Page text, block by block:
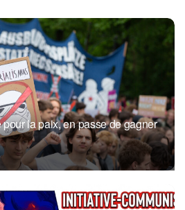
la paix, en passe de gagner